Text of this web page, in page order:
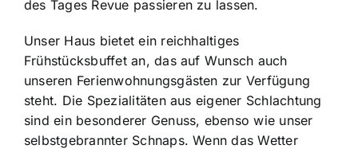
des Tages Revue passieren zu lassen.
Unser Haus bietet ein reichhaltiges
Frühstücksbuffet an, das auf Wunsch auch
unseren Ferienwohnungsgästen zur Verfügung
steht. Die Spezialitäten aus eigener Schlachtung
sind ein besonderer Genuss, ebenso wie unser
selbstgebrannter Schnaps. Wenn das Wetter